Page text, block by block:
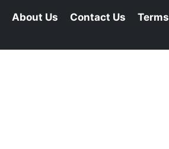
About Us Contact Us Terms